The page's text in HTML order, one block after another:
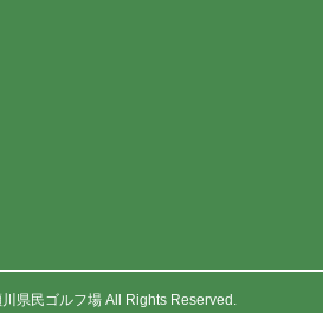
県民ゴルフ場All Rights Reserved.